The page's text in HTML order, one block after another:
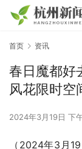
首页 资讯
春日魔都好
风花限时空
2024年3月19日 下
（2024年3月